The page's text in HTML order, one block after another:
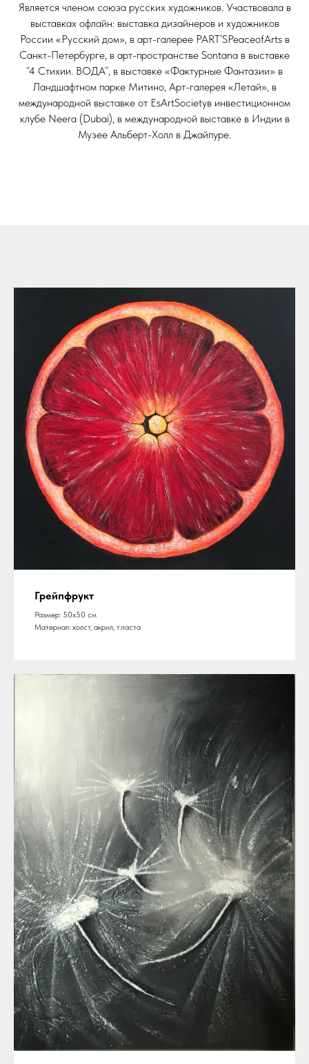
Является членом союза русских художников. Участвовала в
выставках офлайн: выставка дизайнеров и художников
России «Русский дом», в арт-галерее PART’SPeaceofArts в
Санкт-Петербурге, в арт-пространстве Sontana в выставке
“4 Стихии. ВОДА”, в выставке «Фактурные Фантазии» в
Ландшафтном парке Митино, Арт-галерея «Летай», в
международной выставке от EsArtSocietyв инвестиционном
клубе Neera (Dubai), в международной выставке в Индии в
Музее Альберт-Холл в Джайпуре.
Грейпфрукт
Размер: 50х50 см
Материал: холст, акрил, т.паста